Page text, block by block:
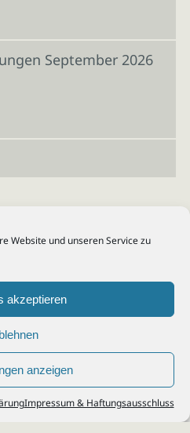
Website und unseren Service zu
akzeptieren
anzeigen
Impressum & Haftungsausschluss
September 2026
Poll, Porz, Deutz, Mülheim,